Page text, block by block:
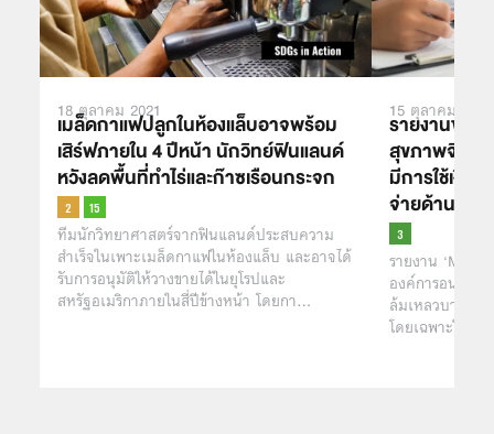
18 ตุลาคม 2021
เมล็ดกาแฟปลูกในห้องแล็บอาจพร้อม
เสิร์ฟภายใน 4 ปีหน้า นักวิทย์ฟินแลนด์
หวังลดพื้นที่ทำไร่และก๊าซเรือนกระจก
ทีมนักวิทยาศาสตร์จากฟินแลนด์ประสบความ
สำเร็จในเพาะเมล็ดกาแฟในห้องแล็บ และอาจได้
รับการอนุมัติให้วางขายได้ในยุโรปและ
สหรัฐอเมริกาภายในสี่ปีข้างหน้า โดยกา…
15 ตุลาคม 2021
รายงานของ
สุขภาพจิตได้
มีการใช้เงิน
จ่ายด้านสุข
รายงาน
องค์การอนามัย
ล้มเหลวบางปร
โดยเฉพาะในช่